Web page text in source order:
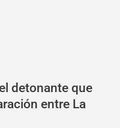
detonante que
entre La